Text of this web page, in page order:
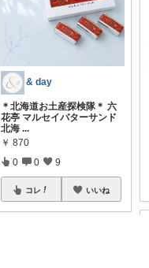
& day
＊北海道お土産探検隊＊ 六
花亭 マルセイバターサンド
北海 ...
￥ 870
0 0 9
コレ いいね